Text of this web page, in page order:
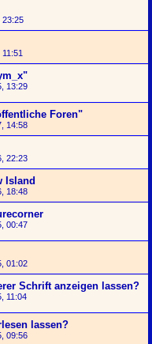
23:25
13:29
Foren"
14:58
22:23
Island
18:48
00:47
01:02
Schrift anzeigen lassen?
11:04
lassen?
09:56